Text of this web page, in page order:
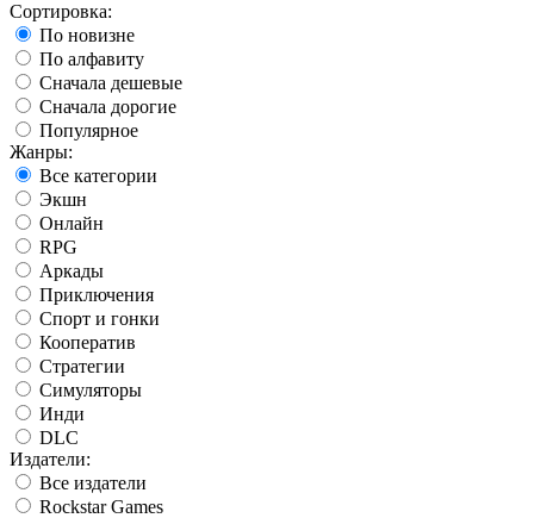
Сортировка:
По новизне
По алфавиту
Сначала дешевые
Сначала дорогие
Популярное
Жанры:
Все категории
Экшн
Онлайн
RPG
Аркады
Приключения
Спорт и гонки
Кооператив
Стратегии
Симуляторы
Инди
DLC
Издатели:
Все издатели
Rockstar Games